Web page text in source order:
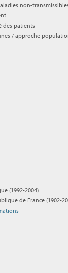
non-
des patients
/ approche
(1992-2004)
de France (1902-